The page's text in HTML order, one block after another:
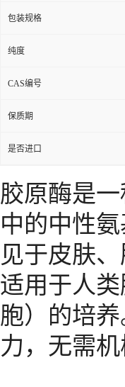
包装规格
纯度
CAS编号
保质期
是否进口
胶原酶是
中的中性
见于皮肤
适用于人
胞）的培
力，无需